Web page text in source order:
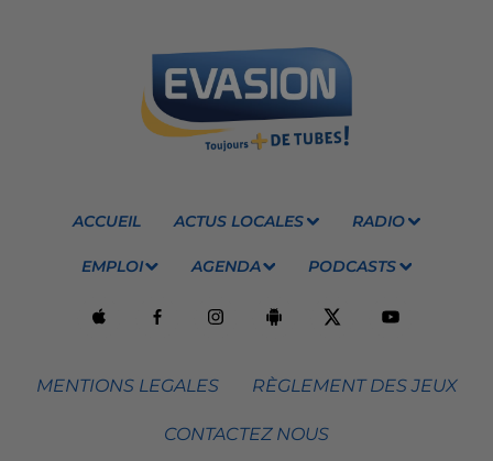
ACCUEIL ACTUS LOCALES RADIO
EMPLOI AGENDA PODCASTS
MENTIONS LEGALES RÈGLEMENT DES JEUX
CONTACTEZ NOUS